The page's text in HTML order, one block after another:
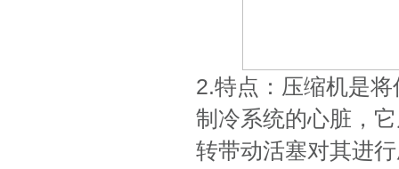
2.特点：压缩机是
制冷系统的心脏，
转带动活塞对其进